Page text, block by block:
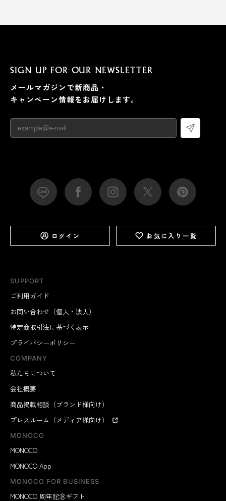
SUPPORT
ご利用ガイド
お問い合わせ（個人・法人）
特定商取引法に基づく表示
プライバシーポリシー
COMPANY
私たちについて
会社概要
商品掲載相談（ブランド様向け）
プレスルーム（メディア様向け）
MONOCO
MONOCO
MONOCO App
MONOCO FOR BUSINESS
MONOCO 周年記念ギフト
SIGN UP FOR OUR NEWSLETTER
メールマガジンで新商品・
キャンペーン情報をお届けします。
ログイン お気に入り一覧